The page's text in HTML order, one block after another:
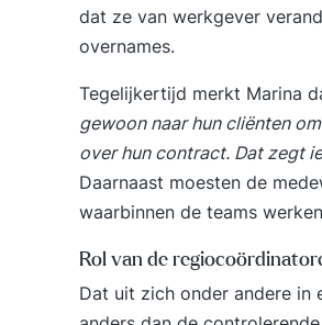
dat ze van werkgever
overnames.
Tegelijkertijd merkt Marina
gewoon naar hun cliënten
over hun contract. Dat zegt
Daarnaast moesten de
waarbinnen de teams
Rol van de
Dat uit zich onder andere in